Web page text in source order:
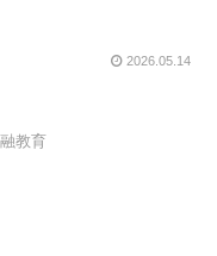
2026.05.14
教育